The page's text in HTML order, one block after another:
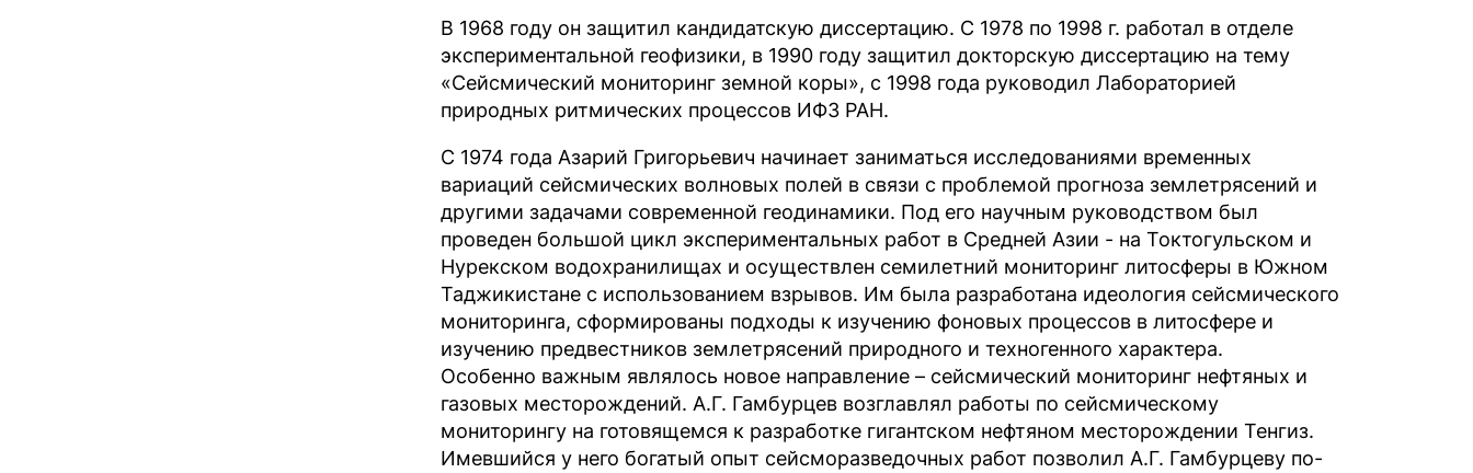
В 1968 году он защитил кандидатскую диссертацию. С 1978 по 1998 г. работал в отделе
экспериментальной геофизики, в 1990 году защитил докторскую диссертацию на тему
«Сейсмический мониторинг земной коры», с 1998 года руководил Лабораторией
природных ритмических процессов ИФЗ РАН.
С 1974 года Азарий Григорьевич начинает заниматься исследованиями временных
вариаций сейсмических волновых полей в связи с проблемой прогноза землетрясений и
другими задачами современной геодинамики. Под его научным руководством был
проведен большой цикл экспериментальных работ в Средней Азии - на Токтогульском и
Нурекском водохранилищах и осуществлен семилетний мониторинг литосферы в Южном
Таджикистане с использованием взрывов. Им была разработана идеология сейсмического
мониторинга, сформированы подходы к изучению фоновых процессов в литосфере и
изучению предвестников землетрясений природного и техногенного характера.
Особенно важным являлось новое направление – сейсмический мониторинг нефтяных и
газовых месторождений. А.Г. Гамбурцев возглавлял работы по сейсмическому
мониторингу на готовящемся к разработке гигантском нефтяном месторождении Тенгиз.
Имевшийся у него богатый опыт сейсморазведочных работ позволил А.Г. Гамбурцеву по-